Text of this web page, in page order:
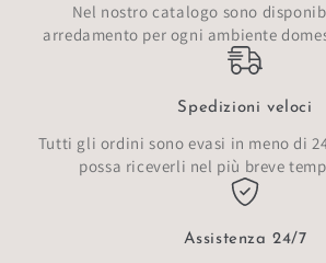
Nel nostro catalogo sono
arredamento per ogni ambiente
Spedizioni veloci
Tutti gli ordini sono evasi in meno di
possa riceverli nel più breve
Assistenza 24/7